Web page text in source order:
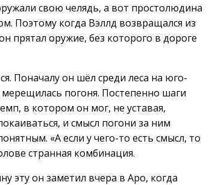
свою челядь, а вот простолюдина
Поэтому когда Вэллд возвращался из
прятал оружие, без которого в дороге
Поначалу он шёл среди леса на юго-
погоня. Постепенно шаги
в котором он мог, не уставая,
и смысл погони за ним
«А если у чего-то есть смысл, то
странная комбинация.
эту он заметил вчера в Аро, когда